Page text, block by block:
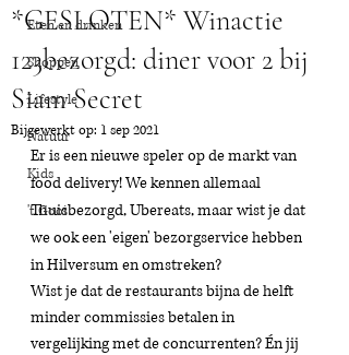
Eten en drinken
Shoppen
Lifestyle
Natuur
Kids
't Gooi
*GESLOTEN* Winactie
123bezorgd: diner voor 2 bij
Siam Secret
Bijgewerkt op: 1 sep 2021
Er is een nieuwe speler op de markt van
food delivery! We kennen allemaal
Thuisbezorgd, Ubereats, maar wist je dat
we ook een 'eigen' bezorgservice hebben
in Hilversum en omstreken?
Wist je dat de restaurants bijna de helft
minder commissies betalen in
vergelijking met de concurrenten? Én jij